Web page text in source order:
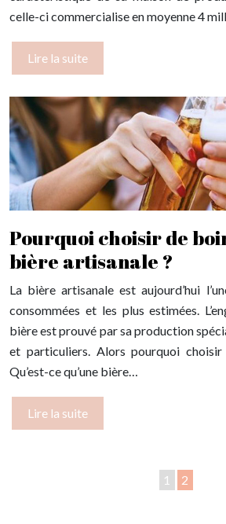
celle-ci commercialise en moyenne 4
Lire la suite
Pourquoi choisir de
bière artisanale ?
La bière artisanale est aujourd’hui
consommées et les plus estimées.
bière est prouvé par sa production
et particuliers. Alors pourquoi
Qu’est-ce qu’une bière…
Lire la suite
1 2